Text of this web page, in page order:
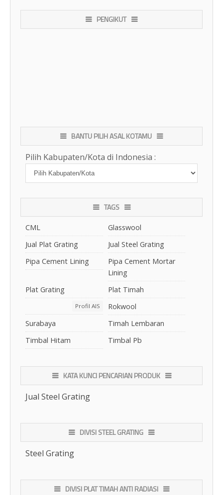
PENGIKUT
BANTU PILIH ASAL KOTAMU
Pilih Kabupaten/Kota di Indonesia :
TAGS
CML
Glasswool
Jual Plat Grating
Jual Steel Grating
Pipa Cement Lining
Pipa Cement Mortar
Lining
Plat Grating
Plat Timah
Profil AIS
Rokwool
Surabaya
Timah Lembaran
Timbal Hitam
Timbal Pb
KATA KUNCI PENCARIAN PRODUK
Jual Steel Grating
DIVISI STEEL GRATING
Steel Grating
DIVISI PLAT TIMAH ANTI RADIASI